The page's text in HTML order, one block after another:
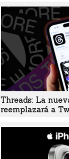
Threads: La
reemplazará a